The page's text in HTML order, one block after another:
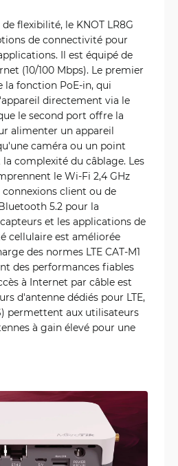
flexibilité, le KNOT LR8G
de connectivité pour
Il est équipé de
(10/100 Mbps). Le premier
la fonction PoE-in, qui
directement via le
le second port offre la
alimenter un appareil
caméra ou un point
complexité du câblage. Les
le Wi-Fi 2,4 GHz
connexions client ou de
5.2 pour la
et les applications de
cellulaire est améliorée
des normes LTE CAT-M1
des performances fiables
à Internet par câble est
d'antenne dédiés pour LTE,
permettent aux utilisateurs
à gain élevé pour une